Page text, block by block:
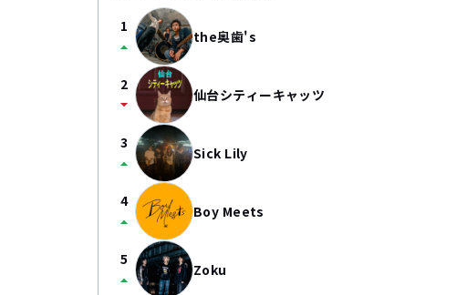
1
arrow_drop_up the奥歯's
2
arrow_drop_down 仙台シティーキャッツ
3
arrow_drop_up Sick Lily
4
arrow_drop_up Boy Meets
5
arrow_drop_up Zoku